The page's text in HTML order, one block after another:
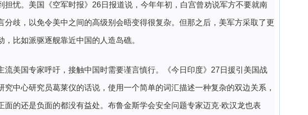
担忧。美国《空军时报》26日报道说，今年年初，白宫曾劝说军方不要就南
分歧，以免令美中之间的高级别会晤变得很复杂。但那之后，美军方采取了更
，比如派驱逐舰靠近中国的人造岛礁。
流美国专家呼吁，接触中国时需要谨言慎行。《今日印度》27日援引美国战
究中心研究员葛莱仪的话说，使用一个简单的词汇描述一种复杂的双边关系，
面的还是负面的都没有益处。布鲁金斯学会安全问题专家迈克·欧汉龙也表